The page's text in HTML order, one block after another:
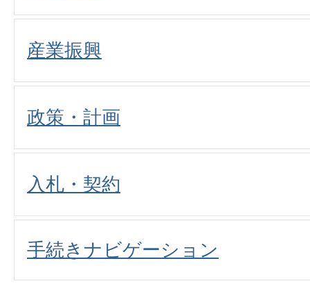
産業振興
政策・計画
入札・契約
手続きナビゲーション